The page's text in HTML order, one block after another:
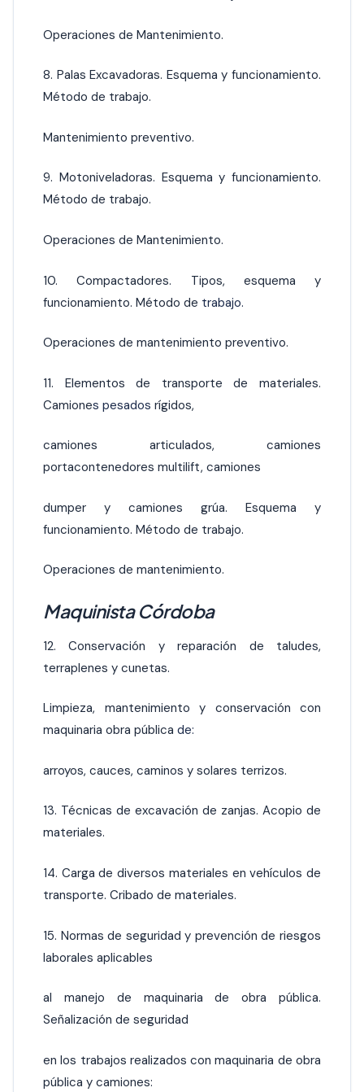
Operaciones de Mantenimiento.
8. Palas Excavadoras. Esquema y funcionamiento.
Método de trabajo.
Mantenimiento preventivo.
9. Motoniveladoras. Esquema y funcionamiento.
Método de trabajo.
Operaciones de Mantenimiento.
10. Compactadores. Tipos, esquema y
funcionamiento. Método de trabajo.
Operaciones de mantenimiento preventivo.
11. Elementos de transporte de materiales.
Camiones pesados rígidos,
camiones articulados, camiones
portacontenedores multilift, camiones
dumper y camiones grúa. Esquema y
funcionamiento. Método de trabajo.
Operaciones de mantenimiento.
Maquinista Córdoba
12. Conservación y reparación de taludes,
terraplenes y cunetas.
Limpieza, mantenimiento y conservación con
maquinaria obra pública de:
arroyos, cauces, caminos y solares terrizos.
13. Técnicas de excavación de zanjas. Acopio de
materiales.
14. Carga de diversos materiales en vehículos de
transporte. Cribado de materiales.
15. Normas de seguridad y prevención de riesgos
laborales aplicables
al manejo de maquinaria de obra pública.
Señalización de seguridad
en los trabajos realizados con maquinaria de obra
pública y camiones: